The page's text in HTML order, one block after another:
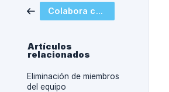
Colabora con tu equipo o invitados
Artículos
relacionados
Eliminación de miembros
del equipo